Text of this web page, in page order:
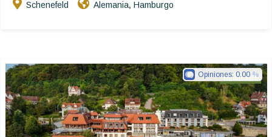
Schenefeld Alemania, Hamburgo
Ringhotels
Opiniones: 0.00